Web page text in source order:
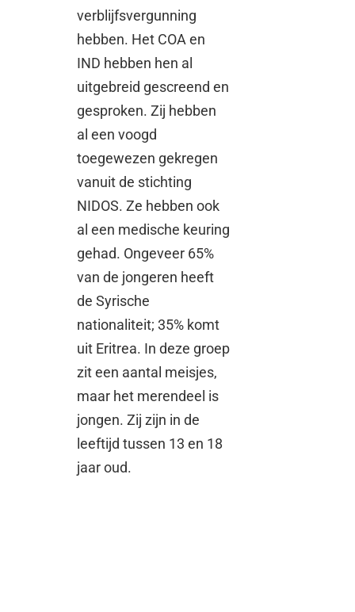
verblijfsvergunning
hebben. Het COA en
IND hebben hen al
uitgebreid gescreend en
gesproken. Zij hebben
al een voogd
toegewezen gekregen
vanuit de stichting
NIDOS. Ze hebben ook
al een medische keuring
gehad. Ongeveer 65%
van de jongeren heeft
de Syrische
nationaliteit; 35% komt
uit Eritrea. In deze groep
zit een aantal meisjes,
maar het merendeel is
jongen. Zij zijn in de
leeftijd tussen 13 en 18
jaar oud.